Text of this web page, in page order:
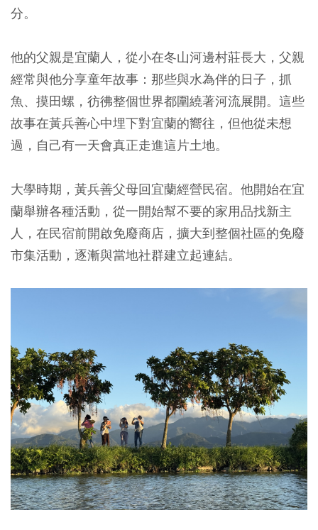
分。
他的父親是宜蘭人，從小在冬山河邊村莊長大，父親
經常與他分享童年故事：那些與水為伴的日子，抓
魚、摸田螺，彷彿整個世界都圍繞著河流展開。這些
故事在黃兵善心中埋下對宜蘭的嚮往，但他從未想
過，自己有一天會真正走進這片土地。
大學時期，黃兵善父母回宜蘭經營民宿。他開始在宜
蘭舉辦各種活動，從一開始幫不要的家用品找新主
人，在民宿前開啟免廢商店，擴大到整個社區的免廢
市集活動，逐漸與當地社群建立起連結。